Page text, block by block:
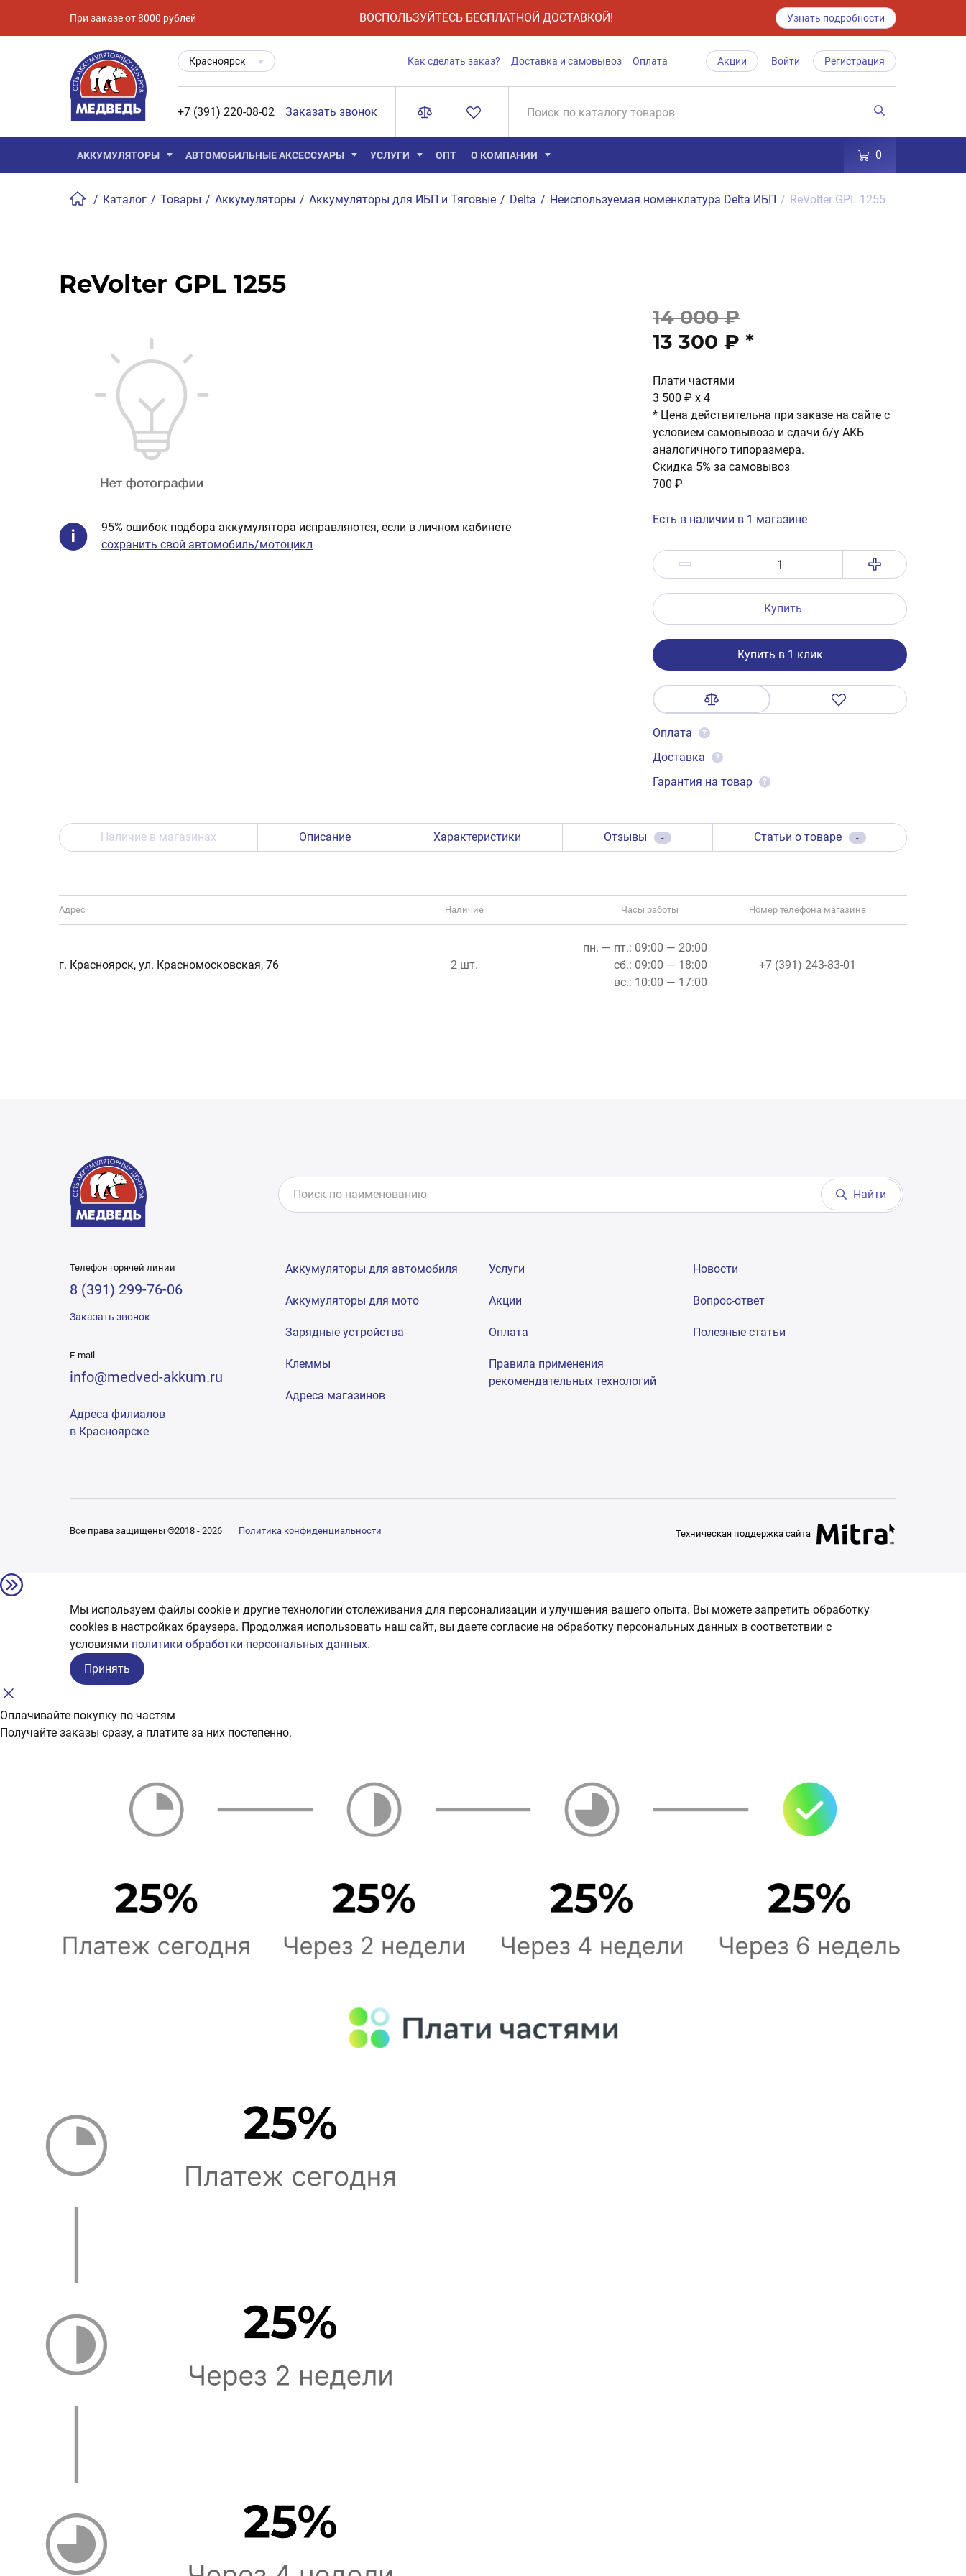
При заказе от 8000 рублей ВОСПОЛЬЗУЙТЕСЬ БЕСПЛАТНОЙ ДОСТАВКОЙ! Узнать подробности
Красноярск Как сделать заказ? Доставка и самовывоз Оплата Акции Войти Регистрация
+7 (391) 220-08-02 Заказать звонок
АККУМУЛЯТОРЫ АВТОМОБИЛЬНЫЕ АКСЕССУАРЫ УСЛУГИ ОПТ О КОМПАНИИ 0
/ Каталог / Товары / Аккумуляторы / Аккумуляторы для ИБП и Тяговые / Delta / Неиспользуемая номенклатура Delta ИБП / ReVolter GPL 1255
ReVolter GPL 1255
95% ошибок подбора аккумулятора исправляются, если в личном кабинете
сохранить свой автомобиль/мотоцикл
14 000 ₽
13 300 ₽ *
Плати частями
3 500 ₽ x 4
* Цена действительна при заказе на сайте с
условием самовывоза и сдачи б/у АКБ
аналогичного типоразмера.
Скидка 5% за самовывоз
700 ₽
Есть в наличии в 1 магазине
Купить
Купить в 1 клик
Оплата ?
Доставка ?
Гарантия на товар ?
Наличие в магазинах Описание Характеристики Отзывы - Статьи о товаре -
Адрес Наличие Часы работы Номер телефона магазина
г. Красноярск, ул. Красномосковская, 76 2 шт.
пн. — пт.: 09:00 — 20:00
сб.: 09:00 — 18:00
вс.: 10:00 — 17:00
+7 (391) 243-83-01
Найти
Телефон горячей линии
8 (391) 299-76-06
Заказать звонок
E-mail
info@medved-akkum.ru
Адреса филиалов
в Красноярске
Аккумуляторы для автомобиля
Аккумуляторы для мото
Зарядные устройства
Клеммы
Адреса магазинов
Услуги
Акции
Оплата
Правила применения
рекомендательных технологий
Новости
Вопрос-ответ
Полезные статьи
Все права защищены ©2018 - 2026 Политика конфиденциальности Техническая поддержка сайта
Мы используем файлы cookie и другие технологии отслеживания для персонализации и улучшения вашего опыта. Вы можете запретить обработку
сookies в настройках браузера. Продолжая использовать наш сайт, вы даете согласие на обработку персональных данных в соответствии с
условиями политики обработки персональных данных.
Принять
Оплачивайте покупку по частям
Получайте заказы сразу, а платите за них постепенно.